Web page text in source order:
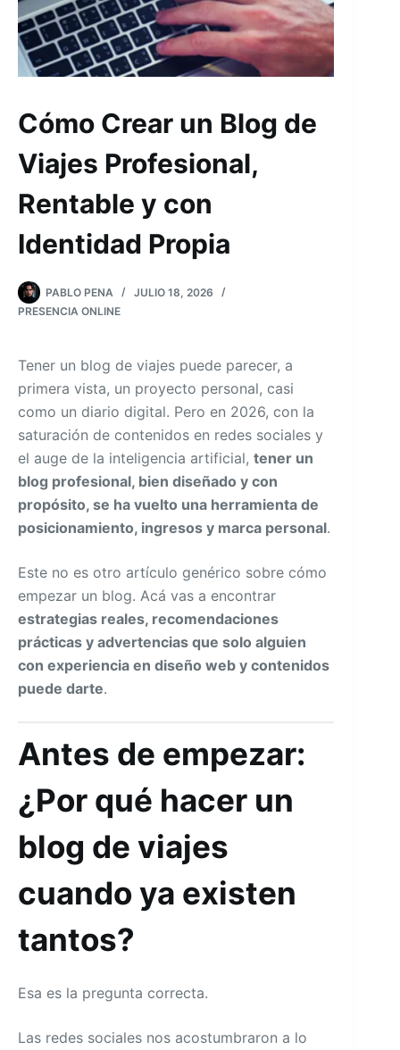
Cómo Crear un Blog de
Viajes Profesional,
Rentable y con
Identidad Propia
PABLO PENA
JULIO 18, 2026
PRESENCIA ONLINE
Tener un blog de viajes puede parecer, a
primera vista, un proyecto personal, casi
como un diario digital. Pero en 2026, con la
saturación de contenidos en redes sociales y
el auge de la inteligencia artificial, tener un
blog profesional, bien diseñado y con
propósito, se ha vuelto una herramienta de
posicionamiento, ingresos y marca personal.
Este no es otro artículo genérico sobre cómo
empezar un blog. Acá vas a encontrar
estrategias reales, recomendaciones
prácticas y advertencias que solo alguien
con experiencia en diseño web y contenidos
puede darte.
Antes de empezar:
¿Por qué hacer un
blog de viajes
cuando ya existen
tantos?
Esa es la pregunta correcta.
Las redes sociales nos acostumbraron a lo